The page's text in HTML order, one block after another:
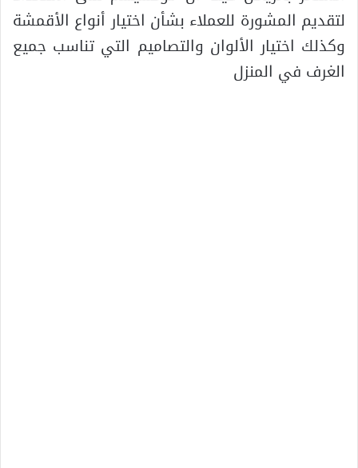
لتقديم المشورة للعملاء بشأن اختيار أنواع الأقمشة
وكذلك اختيار الألوان والتصاميم التي تناسب جميع
الغرف في المنزل